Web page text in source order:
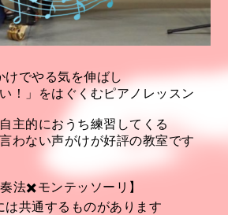
けでやる気を伸ばし
！」をはぐくむピアノレッスン
主的におうち練習してくる
わない声がけが好評の教室です
奏法✖️モンテッソーリ】
は共通するものがあります